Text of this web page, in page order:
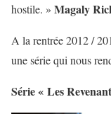
hostile. » Magaly
A la rentrée 2012 /
une série qui nous
Série « Les